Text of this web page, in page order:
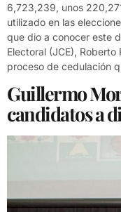
6,723,239, unos
utilizado en las
que dio a conocer este
Electoral (JCE),
proceso de cedulación
Guillermo
candidatos a